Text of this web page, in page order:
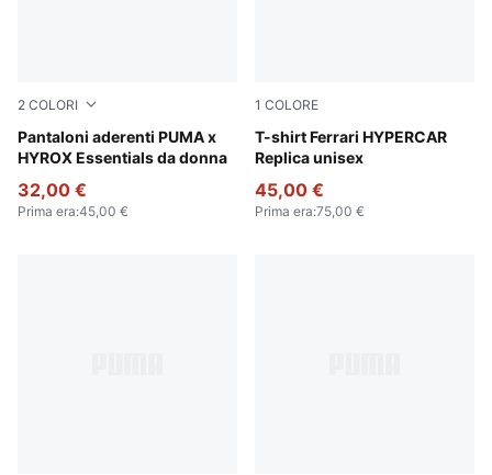
2 COLORI
Pantaloni aderenti PUMA x
HYROX Essentials da donna
Puma Black
32,00 €
Prima era:45,00 €
1 COLORE
T-shirt Ferrari HYPERCAR
Replica unisex
PUMA Red
45,00 €
Prima era:75,00 €